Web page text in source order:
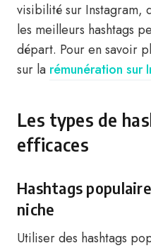
visibilité sur Instagram,
les meilleurs hashtags
départ. Pour en savoir
sur la rémunération sur
Les types de
efficaces
Hashtags
niche
Utiliser des hashtags